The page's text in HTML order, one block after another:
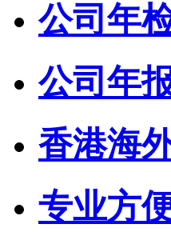
公司年
公司年
香港海
专业方